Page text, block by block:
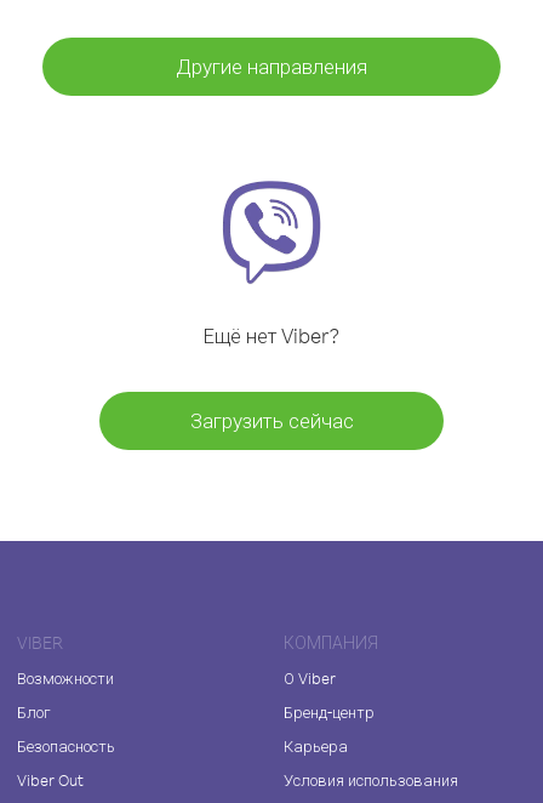
Другие направления
Ещё нет Viber?
Загрузить сейчас
VIBER
Возможности
Блог
Безопасность
Viber Out
КОМПАНИЯ
О Viber
Бренд-центр
Карьера
Условия использования